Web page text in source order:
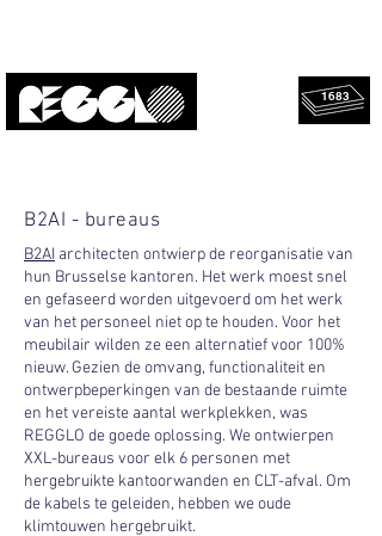
1683
B2AI - bureaus
B2AI architecten ontwierp de reorganisatie van
hun Brusselse kantoren. Het werk moest snel
en gefaseerd worden uitgevoerd om het werk
van het personeel niet op te houden. Voor het
meubilair wilden ze een alternatief voor 100%
nieuw. Gezien de omvang, functionaliteit en
ontwerpbeperkingen van de bestaande ruimte
en het vereiste aantal werkplekken, was
REGGLO de goede oplossing. We ontwierpen
XXL-bureaus voor elk 6 personen met
hergebruikte kantoorwanden en CLT-afval. Om
de kabels te geleiden, hebben we oude
klimtouwen hergebruikt.